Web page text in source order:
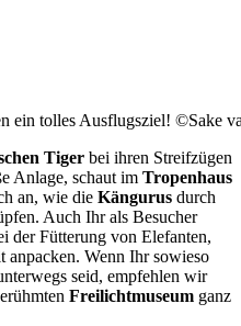
ein tolles Ausflugsziel! ©Sake
Tiger bei ihren Streifzügen
Anlage, schaut im Tropenhaus
an, wie die Kängurus durch
Auch Ihr als Besucher
der Fütterung von Elefanten,
anpacken. Wenn Ihr sowieso
seid, empfehlen wir
Freilichtmuseum ganz